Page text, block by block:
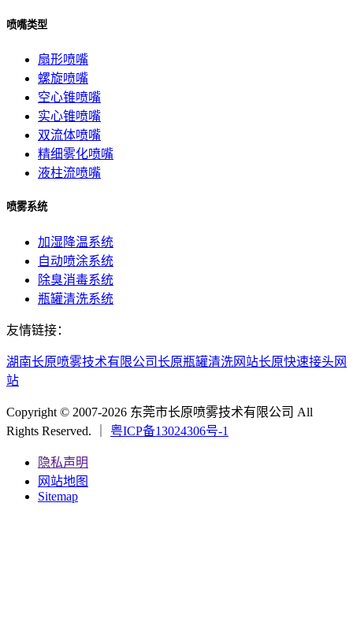
喷嘴类型
扇形喷嘴
螺旋喷嘴
空心锥喷嘴
实心锥喷嘴
双流体喷嘴
精细雾化喷嘴
液柱流喷嘴
喷雾系统
加湿降温系统
自动喷涂系统
除臭消毒系统
瓶罐清洗系统
友情链接：
湖南长原喷雾技术有限公司长原瓶罐清洗网站长原快速接头网
站
Copyright © 2007-2026 东莞市长原喷雾技术有限公司 All
Rights Reserved. ｜ 粤ICP备13024306号-1
隐私声明
网站地图
Sitemap